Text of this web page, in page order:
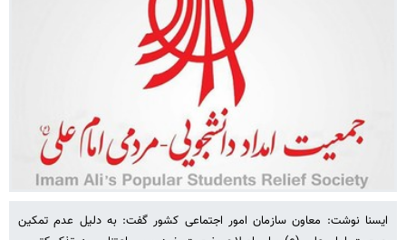
ایسنا نوشت: معاون سازمان امور اجتماعی کشور گفت: به دلیل عدم تمکین